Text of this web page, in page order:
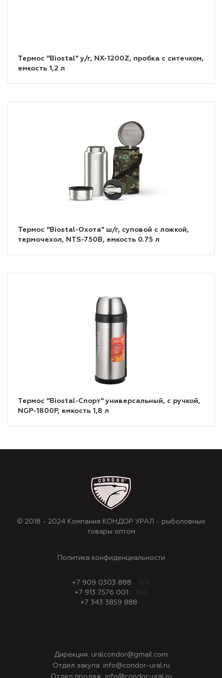
Термос "Biostal" у/г, NX-1200Z, пробка с ситечком,
емкость 1,2 л
Термос "Biostal-Охота" ш/г, суповой с ложкой,
термочехол, NTS-750B, емкость 0.75 л
Термос "Biostal-Спорт" универсальный, с ручкой,
NGP-1800P, емкость 1,8 л
© 2018 - 2024 Компания КОНДОР УРАЛ - рыболовные
товары оптом
Политика конфиденциальности
+7 909 0303 888
WA
+7 913 7576 001
WA
+7 343 3859 888
Дирекция: uralcondor@gmail.com
Отдел закупа: info@condor-ural.ru
Отдел продаж: info@condor-ural.ru